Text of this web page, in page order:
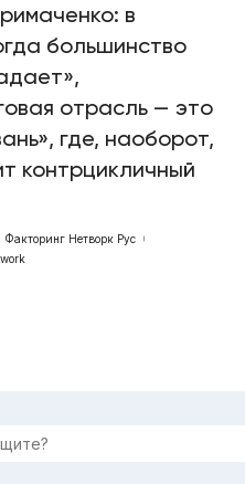
в
большинство
отрасль — это
где, наоборот,
контрцикличный
Факторинг Нетворк Рус